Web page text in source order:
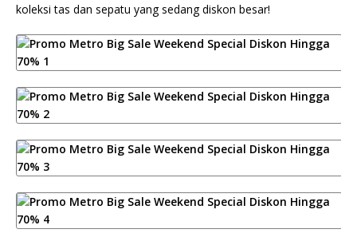
koleksi tas dan sepatu yang sedang diskon besar!